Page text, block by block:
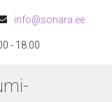
info@sonara.ee
- 18.00